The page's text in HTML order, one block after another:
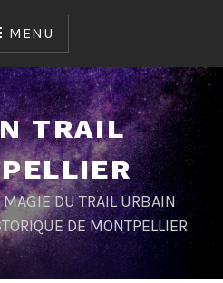
MENU
TRAIL
DU TRAIL URBAIN
DE MONTPELLIER